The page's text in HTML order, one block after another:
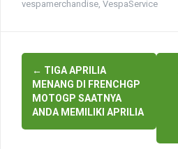
vespamerchandise, VespaService
Post
navigation
← TIGA APRILIA
MENANG DI FRENCHGP
MOTOGP SAATNYA
ANDA MEMILIKI APRILIA